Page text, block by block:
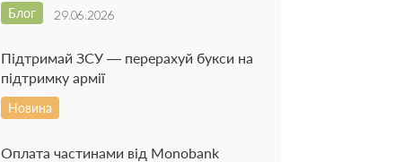
29.06.2026
Блог
Підтримай ЗСУ — перерахуй букси на
підтримку армії
Новина
Оплата частинами від Monobank